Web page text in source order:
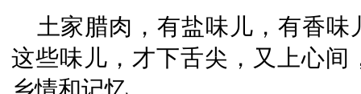
土家腊肉，有盐味儿，有香
这些味儿，才下舌尖，又上心